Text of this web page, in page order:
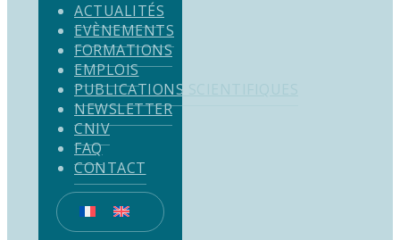
ACTUALITÉS
EVÈNEMENTS
FORMATIONS
EMPLOIS
PUBLICATIONS SCIENTIFIQUES
NEWSLETTER
CNIV
FAQ
CONTACT